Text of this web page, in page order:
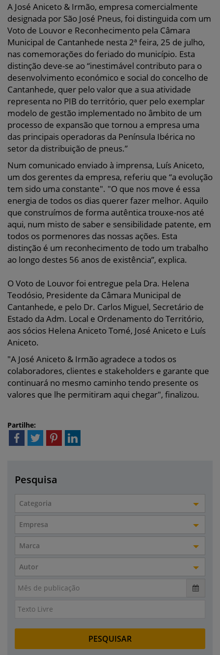
A José Aniceto & Irmão, empresa comercialmente
designada por São José Pneus, foi distinguida com um
Voto de Louvor e Reconhecimento pela Câmara
Municipal de Cantanhede nesta 2ª feira, 25 de julho,
nas comemorações do feriado do município. Esta
distinção deve-se ao “inestimável contributo para o
desenvolvimento económico e social do concelho de
Cantanhede, quer pelo valor que a sua atividade
representa no PIB do território, quer pelo exemplar
modelo de gestão implementado no âmbito de um
processo de expansão que tornou a empresa uma
das principais operadoras da Península Ibérica no
setor da distribuição de pneus.”
Num comunicado enviado à imprensa, Luís Aniceto,
um dos gerentes da empresa, referiu que “a evolução
tem sido uma constante". "O que nos move é essa
energia de todos os dias querer fazer melhor. Aquilo
que construímos de forma autêntica trouxe-nos até
aqui, num misto de saber e sensibilidade patente, em
todos os pormenores das nossas ações. Esta
distinção é um reconhecimento de todo um trabalho
ao longo destes 56 anos de existência”, explica.
O Voto de Louvor foi entregue pela Dra. Helena
Teodósio, Presidente da Câmara Municipal de
Cantanhede, e pelo Dr. Carlos Miguel, Secretário de
Estado da Adm. Local e Ordenamento do Território,
aos sócios Helena Aniceto Tomé, José Aniceto e Luís
Aniceto.
"A José Aniceto & Irmão agradece a todos os
colaboradores, clientes e stakeholders e garante que
continuará no mesmo caminho tendo presente os
valores que lhe permitiram aqui chegar", finalizou.
Partilhe:
Pesquisa
Categoria
Empresa
Marca
Autor